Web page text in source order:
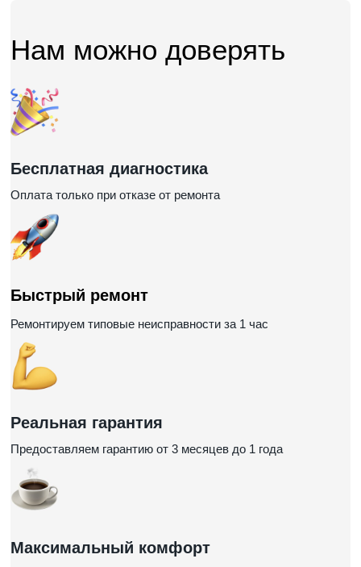
Нам можно доверять
Бесплатная диагностика
Оплата только при отказе от ремонта
Быстрый ремонт
Ремонтируем типовые неисправности за 1 час
Реальная гарантия
Предоставляем гарантию от 3 месяцев до 1 года
Максимальный комфорт